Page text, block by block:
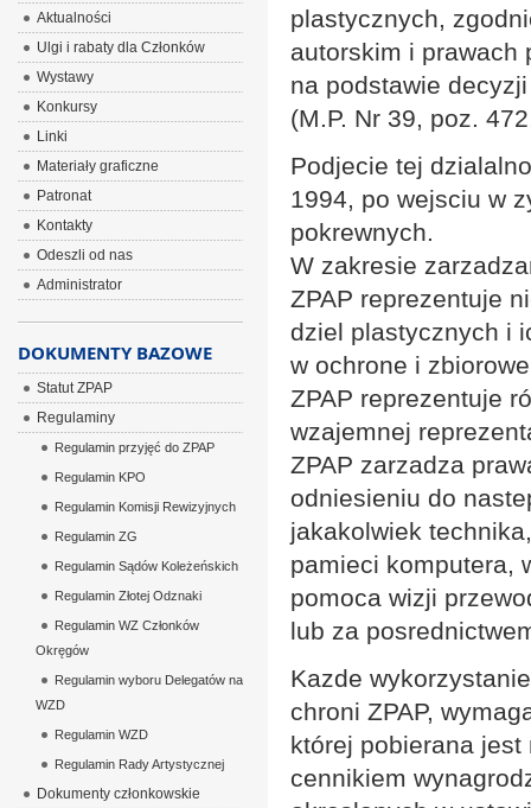
plastycznych,
autorskim i prawach
na podstawie
(M.P. Nr 39, poz.
Podjecie tej
1994, po wejsciu w
pokrewnych.
W zakresie
ZPAP reprezentuje
dziel plastycznych i
w ochrone i
ZPAP reprezentuje
wzajemnej
ZPAP zarzadza
odniesieniu do
jakakolwiek
pamieci komputera,
pomoca wizji
lub za
Kazde
chroni ZPAP,
której pobierana
cennikiem
Aktualności
Ulgi i rabaty dla Członków
Wystawy
Konkursy
Linki
Materiały graficzne
Patronat
Kontakty
Odeszli od nas
Administrator
DOKUMENTY BAZOWE
Statut ZPAP
Regulaminy
Regulamin przyjęć do ZPAP
Regulamin KPO
Regulamin Komisji Rewizyjnych
Regulamin ZG
Regulamin Sądów Koleżeńskich
Regulamin Złotej Odznaki
Regulamin WZ Członków
Okręgów
Regulamin wyboru Delegatów na
WZD
Regulamin WZD
Regulamin Rady Artystycznej
Dokumenty członkowskie